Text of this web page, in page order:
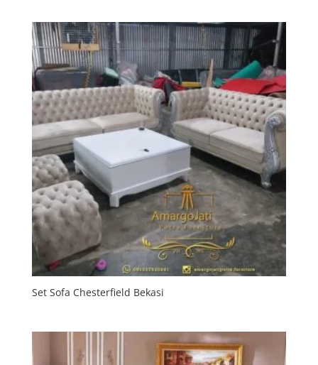
Set Sofa Chesterfield Bekasi